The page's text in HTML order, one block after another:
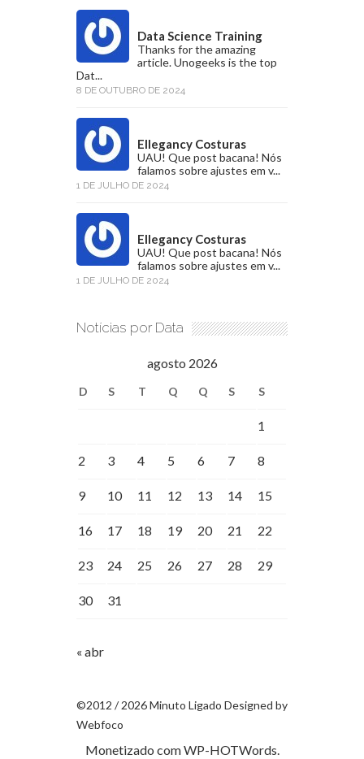
Data Science Training
Thanks for the amazing
article. Unogeeks is the top
Dat...
8 DE OUTUBRO DE 2024
Ellegancy Costuras
UAU! Que post bacana! Nós
falamos sobre ajustes em v...
1 DE JULHO DE 2024
Ellegancy Costuras
UAU! Que post bacana! Nós
falamos sobre ajustes em v...
1 DE JULHO DE 2024
Notícias por Data
agosto 2026
D S T Q Q S S
1
2 3 4 5 6 7 8
9 10 11 12 13 14 15
16 17 18 19 20 21 22
23 24 25 26 27 28 29
30 31
« abr
©2012 / 2026 Minuto Ligado Designed by
Webfoco
Monetizado comWP-HOTWords.